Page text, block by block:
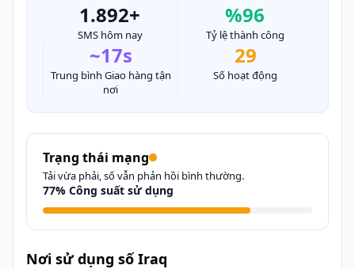
1.892+
SMS hôm nay
%96
Tỷ lệ thành công
~17s
Trung bình Giao hàng tận
nơi
29
Số hoạt động
Trạng thái mạng
Tải vừa phải, số vẫn phản hồi bình thường.
77% Công suất sử dụng
Nơi sử dụng số Iraq